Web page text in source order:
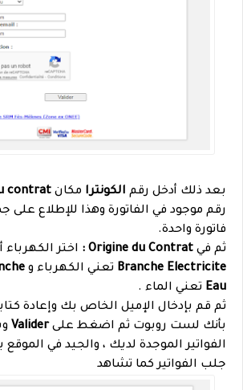
بعد ذلك أدخل رقم الكونترا مكان
رقم موجود في الفاتورة وهذا للإطلاع على
فاتورة واحدة.
ثم في Origine du Contrat : اختر الكهرباء
Branche Electricite تعني الكهرباء و
Eau تعني الماء .
ثم قم بإدخال الإميل الخاص بك وإعادة
بأنك لست روبوت ثم اضغط علىValider
الفواتير الموجدة لديك ، والجيد في
جلب الفواتير كما تشاهد